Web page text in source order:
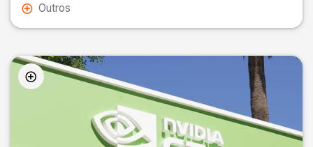
Outros